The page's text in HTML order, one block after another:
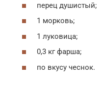
перец душистый;
1 морковь;
1 луковица;
0,3 кг фарша;
по вкусу чеснок.